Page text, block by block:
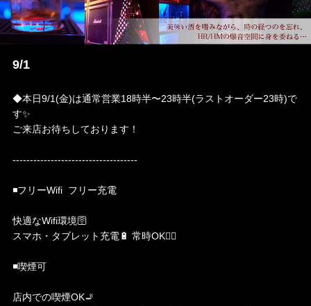
店舗情報
ブログ
お問い合わせ
9/1
◆本日9/1(金)は通常営業18時半〜23時半(ラストオーダー23時)で
す✨
ご来店お待ちしております！
------------------------------------
◾️フリーWifi フリー充電
快適なWifi環境🛜
スマホ・タブレット充電🔋 常時OK🙆‍♀️
◾️喫煙可
店内での喫煙OK🚬